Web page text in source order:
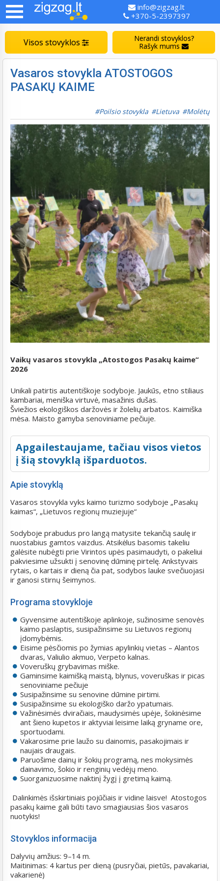
info@zigzag.lt
+370-5-2397397
Visos stovyklos
Nerandi stovyklos?
Rašyk mums
Vasaros stovykla ATOSTOGOS
PASAKŲ KAIME
Poilsio stovykla Lietuva Molėtų
Vaikų vasaros stovykla „Atostogos Pasakų kaime“
2026
Unikali patirtis autentiškoje sodyboje. Jaukūs, etno stiliaus
kambariai, meniška virtuvė, masažinis dušas.
Šviežios ekologiškos daržovės ir žolelių arbatos. Kaimiška
mėsa. Maisto gamyba senoviniame pečiuje.
Apgailestaujame, tačiau visos vietos
į šią stovyklą išparduotos.
Apie stovyklą
Vasaros stovykla vyks kaimo turizmo sodyboje „Pasakų
kaimas“, „Lietuvos regionų muziejuje“
Sodyboje prabudus pro langą matysite tekančią saulę ir
nuostabius gamtos vaizdus. Atsikėlus basomis takeliu
galėsite nubėgti prie Virintos upės pasimaudyti, o pakeliui
pakviesime užsukti į senovinę dūminę pirtelę. Ankstyvais
rytais, o kartais ir dieną čia pat, sodybos lauke svečiuojasi
ir ganosi stirnų šeimynos.
Programa stovykloje
Gyvensime autentiškoje aplinkoje, sužinosime senovės
kaimo paslaptis, susipažinsime su Lietuvos regionų
įdomybėmis.
Eisime pėsčiomis po žymias apylinkių vietas – Alantos
dvaras, Valiulio akmuo, Verpeto kalnas.
Voveruškų grybavimas miške.
Gaminsime kaimišką maistą, blynus, voveruškas ir picas
senoviniame pečiuje
Susipažinsime su senovine dūmine pirtimi.
Susipažinsime su ekologiško daržo ypatumais.
Važinėsimės dviračiais, maudysimės upėje, šokinėsime
ant šieno kupetos ir aktyviai leisime laiką gryname ore,
sportuodami.
Vakarosime prie laužo su dainomis, pasakojimais ir
naujais draugais.
Paruošime dainų ir šokių programą, nes mokysimės
dainavimo, šokio ir renginių vedėjų meno.
Suorganizuosime naktinį žygį į gretimą kaimą.
Dalinkimės išskirtiniais pojūčiais ir vidine laisve! Atostogos
pasakų kaime gali būti tavo smagiausias šios vasaros
nuotykis!
Stovyklos informacija
Dalyvių amžius: 9–14 m.
Maitinimas: 4 kartus per dieną (pusryčiai, pietūs, pavakariai,
vakarienė)